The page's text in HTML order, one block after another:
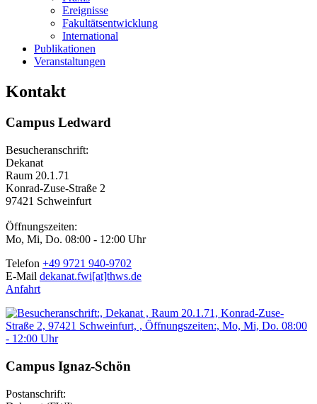
Ereignisse
Fakultätsentwicklung
International
Publikationen
Veranstaltungen
Kontakt
Campus Ledward
Besucheranschrift:
Dekanat
Raum 20.1.71
Konrad-Zuse-Straße 2
97421 Schweinfurt
Öffnungszeiten:
Mo, Mi, Do. 08:00 - 12:00 Uhr
Telefon +49 9721 940-9702
E-Mail dekanat.fwi[at]thws.de
Anfahrt
Campus Ignaz-Schön
Postanschrift: